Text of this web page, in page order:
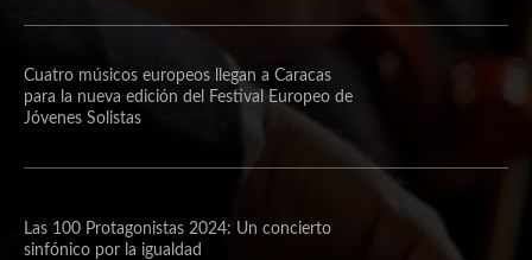
Cuatro músicos europeos llegan a Caracas
para la nueva edición del Festival Europeo de
Jóvenes Solistas
Las 100 Protagonistas 2024: Un concierto
sinfónico por la igualdad